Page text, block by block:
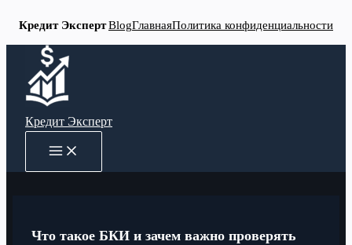
Кредит ЭкспертBlogГлавнаяПолитика конфиденциальности
Перейти
содержимому
Кредит Эксперт
MAIN
MENU
Что такое БКИ и зачем важно проверять